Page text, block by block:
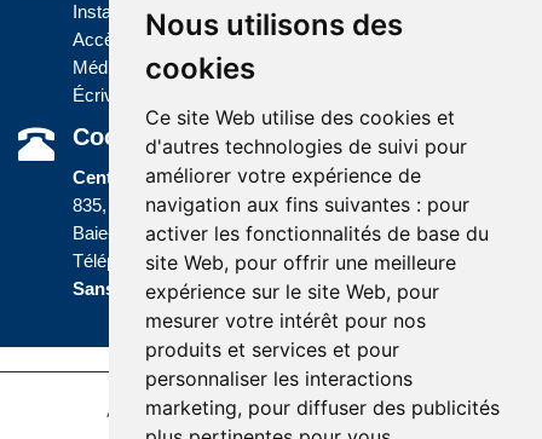
Nous utilisons des
cookies
Ce site Web utilise des cookies et
d'autres technologies de suivi pour
améliorer votre expérience de
navigation aux fins suivantes : pour
activer les fonctionnalités de base du
site Web, pour offrir une meilleure
expérience sur le site Web, pour
mesurer votre intérêt pour nos
produits et services et pour
personnaliser les interactions
marketing, pour diffuser des publicités
Installations
Accès à l'information
Médias
Écrivez-nous
Coordonnées
Centre administratif
835, boulevard Jolliet
Baie-Comeau (Québec) G5C 1P5
Téléphone :418 589-9845 ou
Sans frais : 1 800 463-5142
Accessibilité Plan du site
Politique de confidentialité